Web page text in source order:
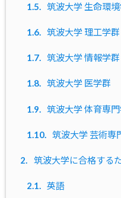
1.5. 筑波大学 生命環
1.6. 筑波大学 理工学群
1.7. 筑波大学 情報学群
1.8. 筑波大学 医学群
1.9. 筑波大学 体育専
1.10. 筑波大学 芸術専
2. 筑波大学に合格する
2.1. 英語